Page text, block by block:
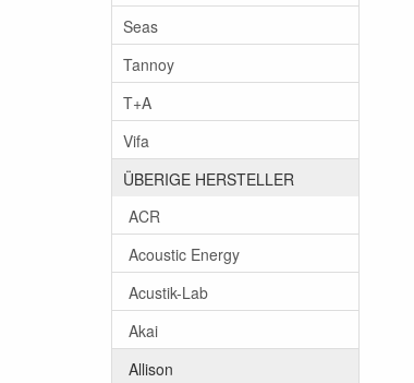
Seas
Tannoy
T+A
Vifa
ÜBERIGE HERSTELLER
ACR
Acoustic Energy
Acustik-Lab
Akai
Allison